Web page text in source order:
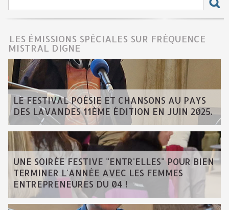
LES ÉMISSIONS SPÉCIALES SUR FRÉQUENCE
MISTRAL DIGNE
LE FESTIVAL POÉSIE ET CHANSONS AU PAYS
DES LAVANDES 11ÈME ÉDITION EN JUIN 2025.
UNE SOIRÉE FESTIVE "ENTR'ELLES" POUR BIEN
TERMINER L'ANNÉE AVEC LES FEMMES
ENTREPRENEURES DU 04 !